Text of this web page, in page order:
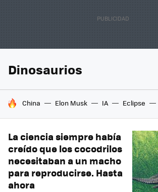
Dinosaurios
HOY SE HABLA DE
China Elon Musk IA Eclipse
La ciencia siempre había
creído que los cocodrilos
necesitaban a un macho
para reproducirse. Hasta
ahora